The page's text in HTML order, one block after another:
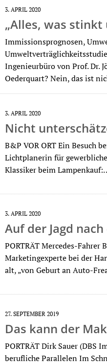
3. APRIL 2020
„Alles, was stinkt
Immissionsprognosen,
Ingenieurbüro von Prof. Dr.
Oederquart? Nein, das ist
3. APRIL 2020
Nicht
B&P VOR ORT Ein Besuch
Lichtplanerin für
Klassiker beim
3. APRIL 2020
Auf der Jagd
PORTRÄT Mercedes-
Marketingexperte bei der
alt, „von Geburt an Auto-
27. SEPTEMBER 2019
Das kann der
PORTRÄT Dirk Sauer (DBS
berufliche Parallelen Im